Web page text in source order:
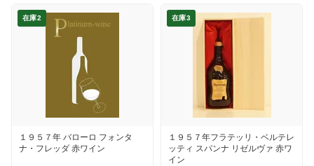
在庫2
１９５７年 バローロ フォンタ
ナ・フレッダ 赤ワイン
在庫3
１９５７年フラテッリ・ベルテレ
ッティ スパンナ リゼルヴァ 赤ワ
イン